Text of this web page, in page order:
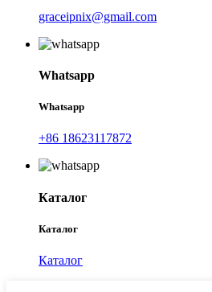
graceipnix@gmail.com
Whatsapp
Whatsapp
+86 18623117872
Каталог
Каталог
Каталог